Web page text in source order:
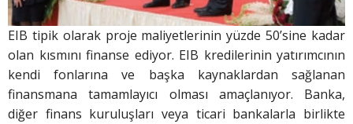
EIB tipik olarak proje maliyetlerinin yüzde 50’sine kadar
olan kısmını finanse ediyor. EIB kredilerinin yatırımcının
kendi fonlarına ve başka kaynaklardan sağlanan
finansmana tamamlayıcı olması amaçlanıyor. Banka,
diğer finans kuruluşları veya ticari bankalarla birlikte